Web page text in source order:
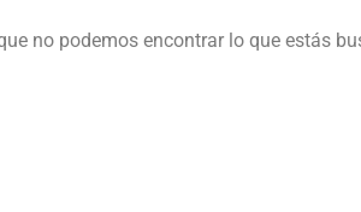
no podemos encontrar lo que estás